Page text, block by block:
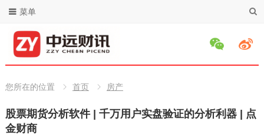
菜单
您所在的位置 首页 房产
股票期货分析软件 | 千万用户实盘验证的分析利器 | 点
金财商